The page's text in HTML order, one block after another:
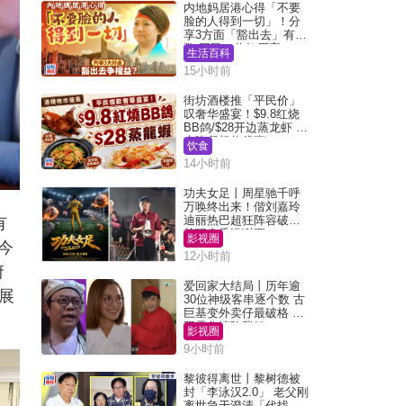
内地妈居港心得「不要
脸的人得到一切」！分
享3方面「豁出去」有著
数 网民：你好厉害
生活百科
15小时前
街坊酒楼推「平民价」
叹奢华盛宴！$9.8红烧
BB鸽/$28开边蒸龙虾 3
大晚餐超值优惠
饮食
14小时前
功夫女足丨周星驰千呼
万唤终出来！偕刘嘉玲
迪丽热巴超狂阵容破天
荒现身香港谢票
影视圈
12小时前
爱回家大结局丨历年逾
30位神级客串逐个数 古
巨基变外卖仔最破格 欧
阳震华情陷群姐
影视圈
9小时前
黎彼得离世丨黎树德被
封「李泳汉2.0」 老父刚